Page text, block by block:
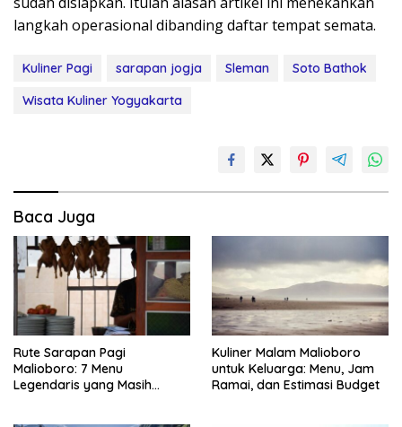
langkah operasional dibanding daftar tempat semata.
Kuliner Pagi sarapan jogja Sleman
Soto Bathok
Wisata Kuliner Yogyakarta
Baca Juga
Rute Sarapan Pagi
Malioboro: 7 Menu
Legendaris yang Masih
Kuliner Malam Malioboro
untuk Keluarga: Menu, Jam
Ramai, dan Estimasi Budget